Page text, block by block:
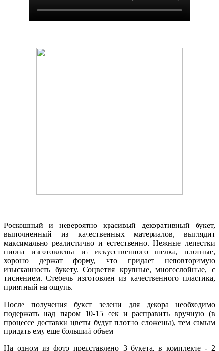
Роскошный и невероятно красивый декоративный букет,
выполненный из качественных материалов, выглядит
максимально реалистично и естественно. Нежные лепестки
пиона изготовлены из искусственного шелка, плотные,
хорошо держат форму, что придает неповторимую
изысканность букету. Соцветия крупные, многослойные, с
тиснением. Стебель изготовлен из качественного пластика,
приятный на ощупь.
После получения букет зелени для декора необходимо
подержать над паром 10-15 сек и расправить вручную (в
процессе доставки цветы будут плотно сложены), тем самым
придать ему еще больший объем
На одном из фото представлено 3 букета, в комплекте - 2